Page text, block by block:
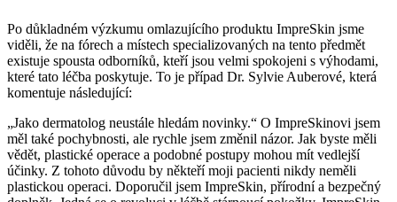
Po důkladném výzkumu omlazujícího produktu ImpreSkin jsme
viděli, že na fórech a místech specializovaných na tento předmět
existuje spousta odborníků, kteří jsou velmi spokojeni s výhodami,
které tato léčba poskytuje. To je případ Dr. Sylvie Auberové, která
komentuje následující:
„Jako dermatolog neustále hledám novinky.“ O ImpreSkinovi jsem
měl také pochybnosti, ale rychle jsem změnil názor. Jak byste měli
vědět, plastické operace a podobné postupy mohou mít vedlejší
účinky. Z tohoto důvodu by někteří moji pacienti nikdy neměli
plastickou operaci. Doporučil jsem ImpreSkin, přírodní a bezpečný